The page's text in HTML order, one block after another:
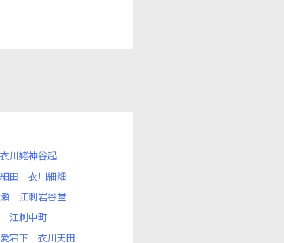
衣川姥神谷起
田
衣川細畑
江刺岩谷堂
江刺中町
宕下
衣川天田